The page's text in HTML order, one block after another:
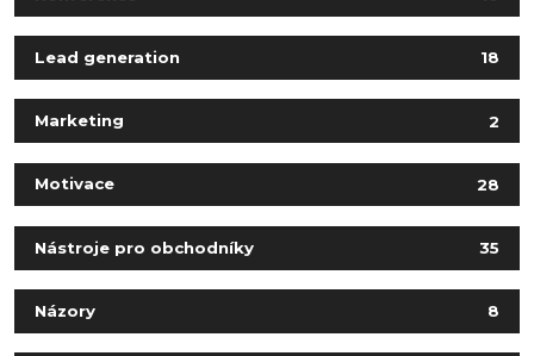
Lead generation 18
Marketing 2
Motivace 28
Nástroje pro obchodníky 35
Názory 8